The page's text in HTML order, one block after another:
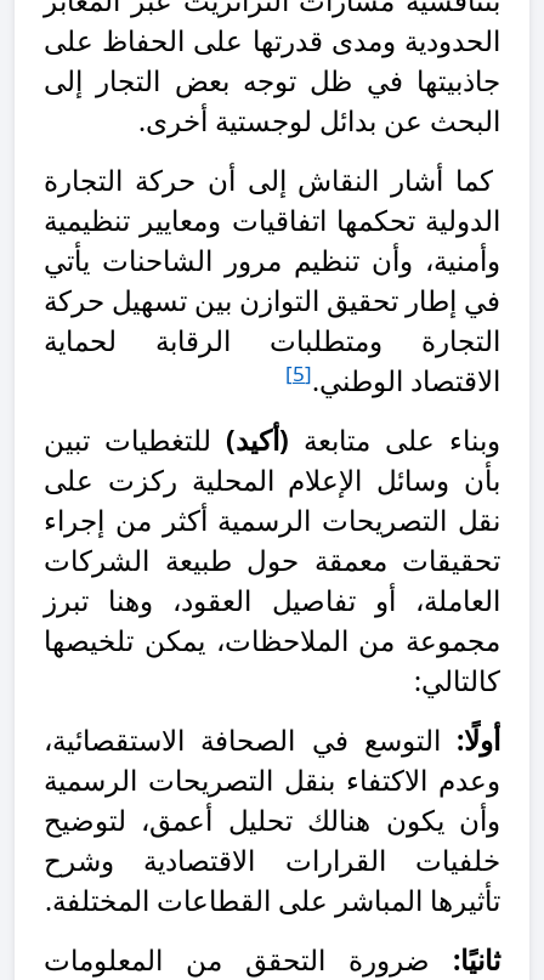
الحدودية ومدى قدرتها على الحفاظ على
جاذبيتها في ظل توجه بعض التجار إلى
البحث عن بدائل لوجستية أخرى.
كما أشار النقاش إلى أن حركة التجارة
الدولية تحكمها اتفاقيات ومعايير تنظيمية
وأمنية، وأن تنظيم مرور الشاحنات يأتي
في إطار تحقيق التوازن بين تسهيل حركة
التجارة ومتطلبات الرقابة لحماية
الاقتصاد الوطني.[5]
وبناء على متابعة (أكيد) للتغطيات تبين
بأن وسائل الإعلام المحلية ركزت على
نقل التصريحات الرسمية أكثر من إجراء
تحقيقات معمقة حول طبيعة الشركات
العاملة، أو تفاصيل العقود، وهنا تبرز
مجموعة من الملاحظات، يمكن تلخيصها
كالتالي:
أولًا: التوسع في الصحافة الاستقصائية،
وعدم الاكتفاء بنقل التصريحات الرسمية
وأن يكون هنالك تحليل أعمق، لتوضيح
خلفيات القرارات الاقتصادية وشرح
تأثيرها المباشر على القطاعات المختلفة.
ثانيًا: ضرورة التحقق من المعلومات